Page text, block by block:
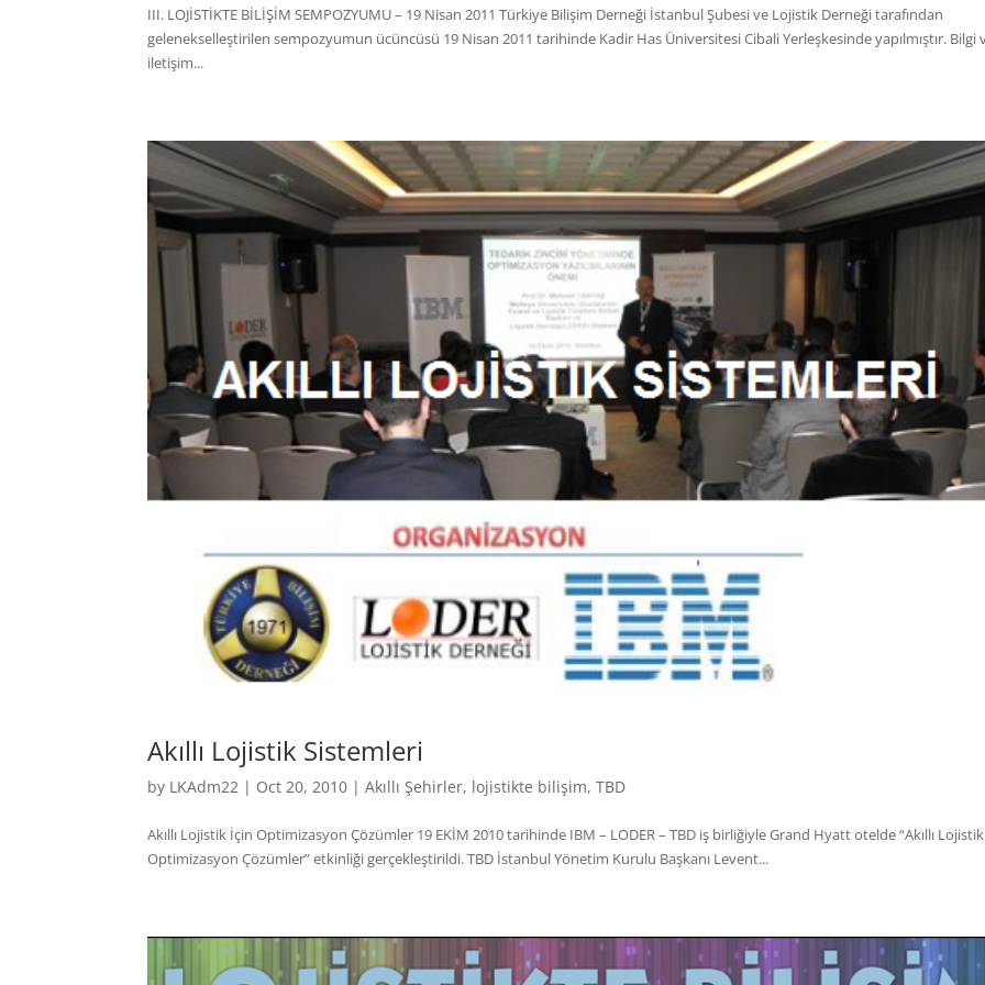
III. LOJİSTİKTE BİLİŞİM SEMPOZYUMU – 19 Nisan 2011 Türkiye Bilişim Derneği İstanbul Şubesi ve Lojistik Derneği tarafından
gelenekselleştirilen sempozyumun ücüncüsü 19 Nisan 2011 tarihinde Kadir Has Üniversitesi Cibali Yerleşkesinde yapılmıştır. Bilgi
iletişim...
Akıllı Lojistik Sistemleri
by LKAdm22 | Oct 20, 2010 |Akıllı Şehirler, lojistikte bilişim,TBD
Akıllı Lojistik İçin Optimizasyon Çözümler 19 EKİM 2010 tarihinde IBM – LODER – TBD iş birliğiyle Grand Hyatt otelde “Akıllı
Optimizasyon Çözümler” etkinliği gerçekleştirildi. TBD İstanbul Yönetim Kurulu Başkanı Levent...